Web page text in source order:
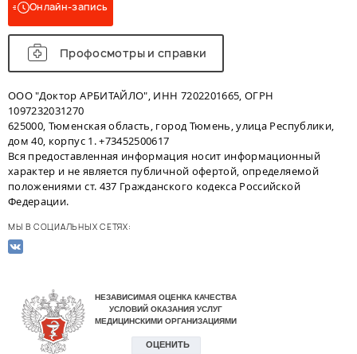
Онлайн-запись
Профосмотры и справки
ООО "Доктор АРБИТАЙЛО", ИНН 7202201665, ОГРН
1097232031270
625000, Тюменская область, город Тюмень, улица Республики,
дом 40, корпус 1. +73452500617
Вся предоставленная информация носит информационный
характер и не является публичной офертой, определяемой
положениями ст. 437 Гражданского кодекса Российской
Федерации.
МЫ В СОЦИАЛЬНЫХ СЕТЯХ: